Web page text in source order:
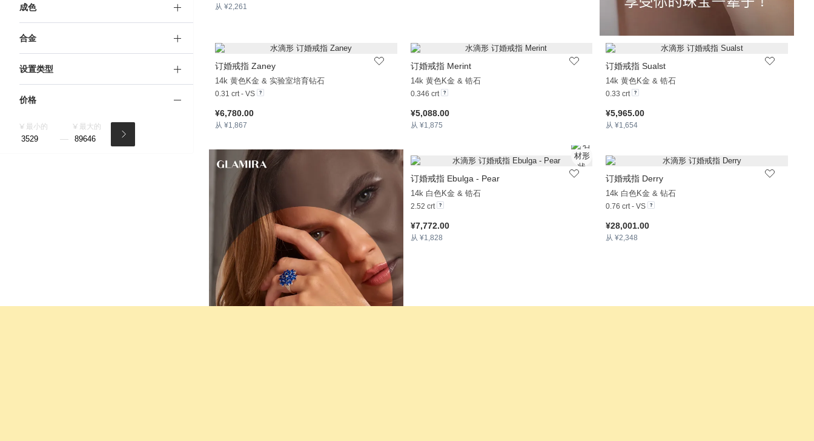
从 ¥2,261
订婚戒指 Zaney
14k 黄色K金 & 实验室培育钻石
0.31 crt - VS
¥6,780.00
从 ¥1,867
订婚戒指 Merint
14k 黄色K金 & 锆石
0.346 crt
¥5,088.00
从 ¥1,875
订婚戒指 Sualst
14k 黄色K金 & 锆石
0.33 crt
¥5,965.00
从 ¥1,654
订婚戒指 Ebulga - Pear
14k 白色K金 & 锆石
2.52 crt
¥7,772.00
从 ¥1,828
订婚戒指 Derry
14k 白色K金 & 钻石
0.76 crt - VS
¥28,001.00
从 ¥2,348
成色
合金
价格
¥ 最小的 ¥ 最大的
设置类型